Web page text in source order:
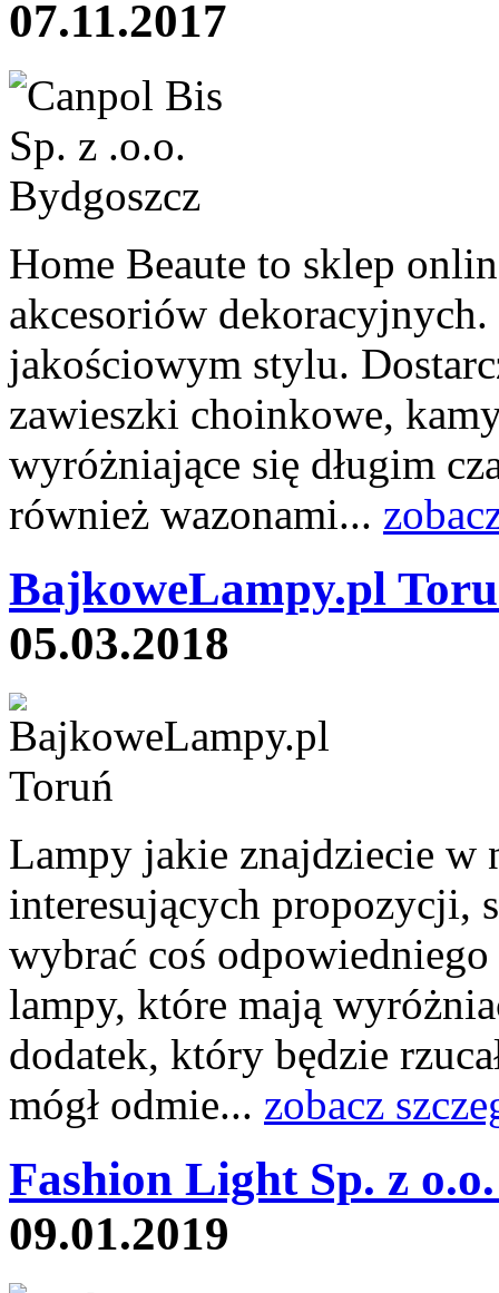
07.11.2017
Home Beaute to sklep
akcesoriów
jakościowym stylu.
zawieszki choinkowe,
wyróżniające się długim
również wazonami...
BajkoweLampy.pl
05.03.2018
Lampy jakie znajdziecie w
interesujących propozycji,
wybrać coś
lampy, które mają
dodatek, który będzie
mógł odmie... zobacz
Fashion Light Sp. z
09.01.2019